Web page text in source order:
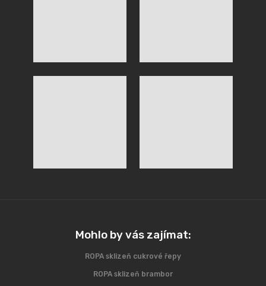
Mohlo by vás zajímat:
ROPA sklizeň cukrové řepy
ROPA sklizeň brambor